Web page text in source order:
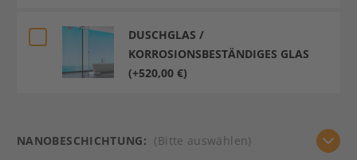
DUSCHGLAS /
KORROSIONSBESTÄNDIGES GLAS
(+520,00 €)
NANOBESCHICHTUNG: (Bitte auswählen)